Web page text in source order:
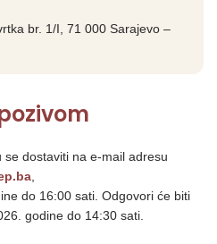
br. 1/I, 71 000 Sarajevo –
dostaviti na e-mail adresu
do 16:00 sati. Odgovori će biti
godine do 14:30 sati.